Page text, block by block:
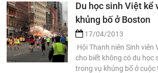
Du học sinh Việt kể
khủng bố ở Boston
17/04/2013
Hội Thanh niên Sinh viên
cho biết không có du học
trong vụ khủng bố ở